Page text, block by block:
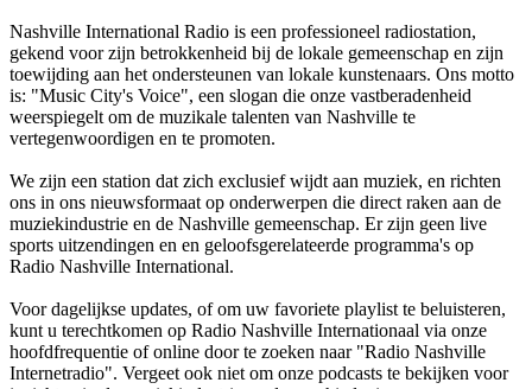
Nashville International Radio is een professioneel radiostation,
gekend voor zijn betrokkenheid bij de lokale gemeenschap en zijn
toewijding aan het ondersteunen van lokale kunstenaars. Ons motto
is: "Music City's Voice", een slogan die onze vastberadenheid
weerspiegelt om de muzikale talenten van Nashville te
vertegenwoordigen en te promoten.
We zijn een station dat zich exclusief wijdt aan muziek, en richten
ons in ons nieuwsformaat op onderwerpen die direct raken aan de
muziekindustrie en de Nashville gemeenschap. Er zijn geen live
sports uitzendingen en en geloofsgerelateerde programma's op
Radio Nashville International.
Voor dagelijkse updates, of om uw favoriete playlist te beluisteren,
kunt u terechtkomen op Radio Nashville Internationaal via onze
hoofdfrequentie of online door te zoeken naar "Radio Nashville
Internetradio". Vergeet ook niet om onze podcasts te bekijken voor